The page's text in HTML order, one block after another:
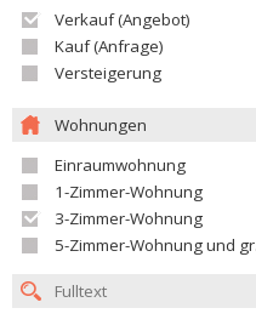
Verkauf (Angebot)
Kauf (Anfrage)
Versteigerung
Wohnungen
Einraumwohnung
1-Zimmer-Wohnung
3-Zimmer-Wohnung
5-Zimmer-Wohnung und größer